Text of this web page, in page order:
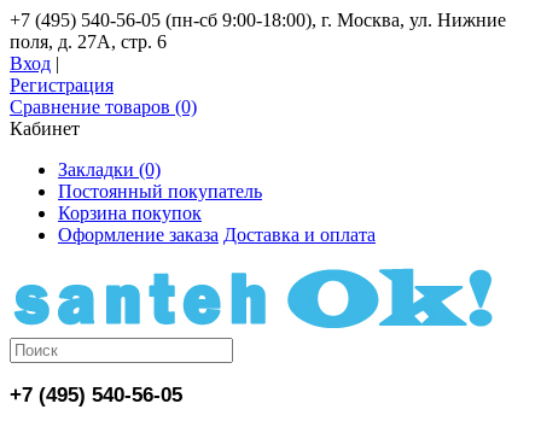
+7 (495) 540-56-05 (пн-сб 9:00-18:00), г. Москва, ул. Нижние
поля, д. 27А, стр. 6
Вход |
Регистрация
Сравнение товаров (0)
Кабинет
Закладки (0)
Постоянный покупатель
Корзина покупок
Оформление заказа Доставка и оплата
+7 (495) 540-56-05